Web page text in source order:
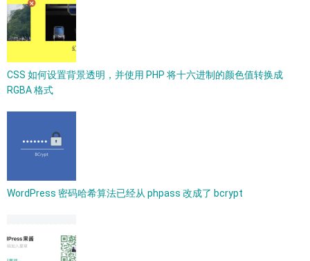
CSS 如何设置背景透明，并使用 PHP 将十六进制的颜色值转换成
RGBA 格式
WordPress 密码哈希算法已经从 phpass 改成了 bcrypt​